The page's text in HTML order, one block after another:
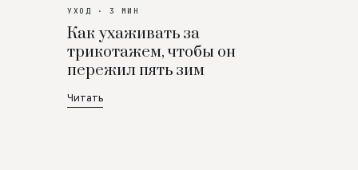
УХОД · 3 МИН
Как ухаживать за
трикотажем, чтобы он
пережил пять зим
Читать